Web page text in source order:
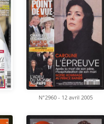
N°2960 - 12 avril 2005